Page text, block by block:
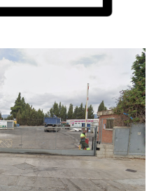
REOBERTURA
BELLVEI EL
DE MARÇ